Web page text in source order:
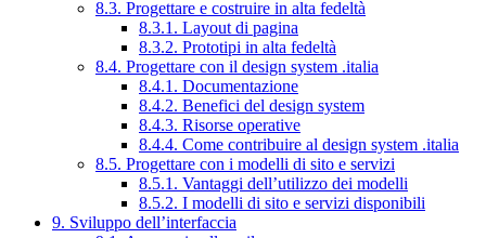
8.3. Progettare e costruire in alta fedeltà
8.3.1. Layout di pagina
8.3.2. Prototipi in alta fedeltà
8.4. Progettare con il design system .italia
8.4.1. Documentazione
8.4.2. Benefici del design system
8.4.3. Risorse operative
8.4.4. Come contribuire al design system .italia
8.5. Progettare con i modelli di sito e servizi
8.5.1. Vantaggi dell’utilizzo dei modelli
8.5.2. I modelli di sito e servizi disponibili
9. Sviluppo dell’interfaccia